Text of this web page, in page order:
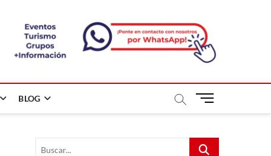
BLOG
B
ó
n
Buscar...